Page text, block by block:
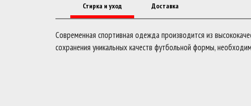
Стирка и уход Доставка
Современная спортивная одежда производится из
сохранения уникальных качеств футбольной формы,